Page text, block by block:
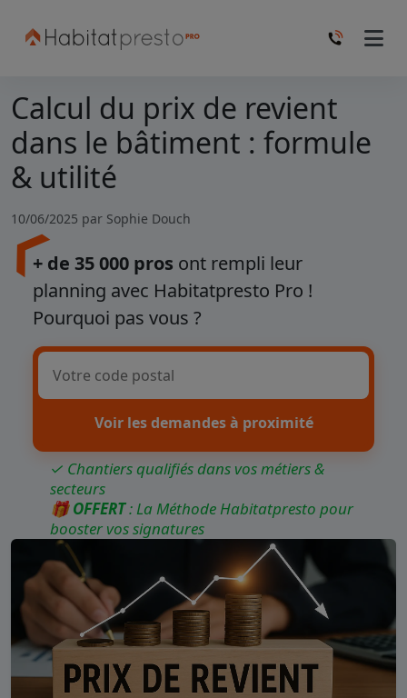
Calcul du prix de revient
dans le bâtiment : formule
& utilité
10/06/2025 par Sophie Douch
+ de 35 000 pros ont rempli leur
planning avec Habitatpresto Pro !
Pourquoi pas vous ?
Voir les demandes à proximité
✓ Chantiers qualifiés dans vos métiers &
secteurs
🎁OFFERT: La Méthode Habitatpresto pour
booster vos signatures